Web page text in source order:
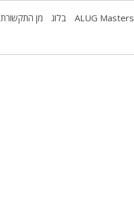
ALUG Masters בלוג מן התקשורת